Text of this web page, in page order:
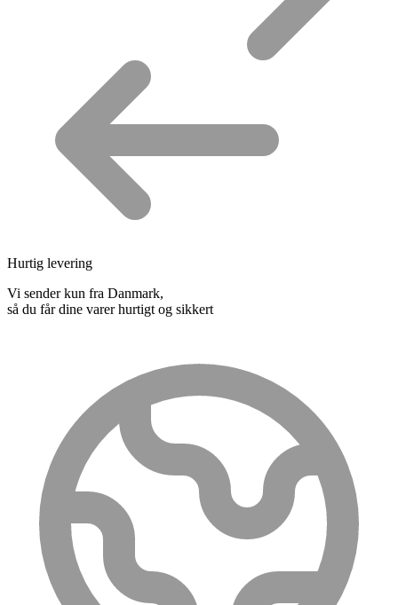
Hurtig levering
Vi sender kun fra Danmark,
så du får dine varer hurtigt og sikkert